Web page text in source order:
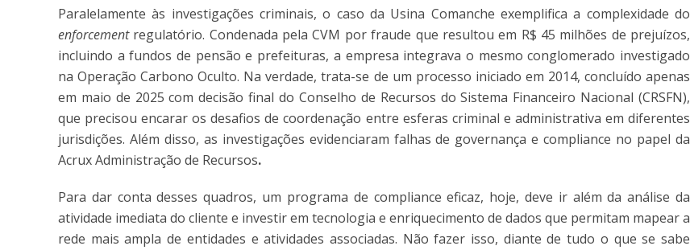
Paralelamente às investigações criminais, o caso da Usina Comanche exemplifica a complexidade do
enforcementregulatório. Condenada pela CVM por fraude que resultou em R$ 45 milhões de prejuízos,
incluindo a fundos de pensão e prefeituras, a empresa integrava o mesmo conglomerado investigado
na Operação Carbono Oculto. Na verdade, trata-se de um processo iniciado em 2014, concluído apenas
em maio de 2025 com decisão final do Conselho de Recursos do Sistema Financeiro Nacional (CRSFN),
que precisou encarar os desafios de coordenação entre esferas criminal e administrativa em diferentes
jurisdições. Além disso, as investigações evidenciaram falhas de governança e compliance no papel da
Acrux Administração de Recursos.
Para dar conta desses quadros, um programa de compliance eficaz, hoje, deve ir além da análise da
atividade imediata do cliente e investir em tecnologia e enriquecimento de dados que permitam mapear a
rede mais ampla de entidades e atividades associadas. Não fazer isso, diante de tudo o que se sabe